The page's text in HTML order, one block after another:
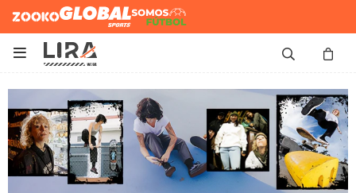
Zooko Global Sports
Somos
Futbol
